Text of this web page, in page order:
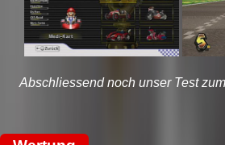
Abschliessend noch unser Test